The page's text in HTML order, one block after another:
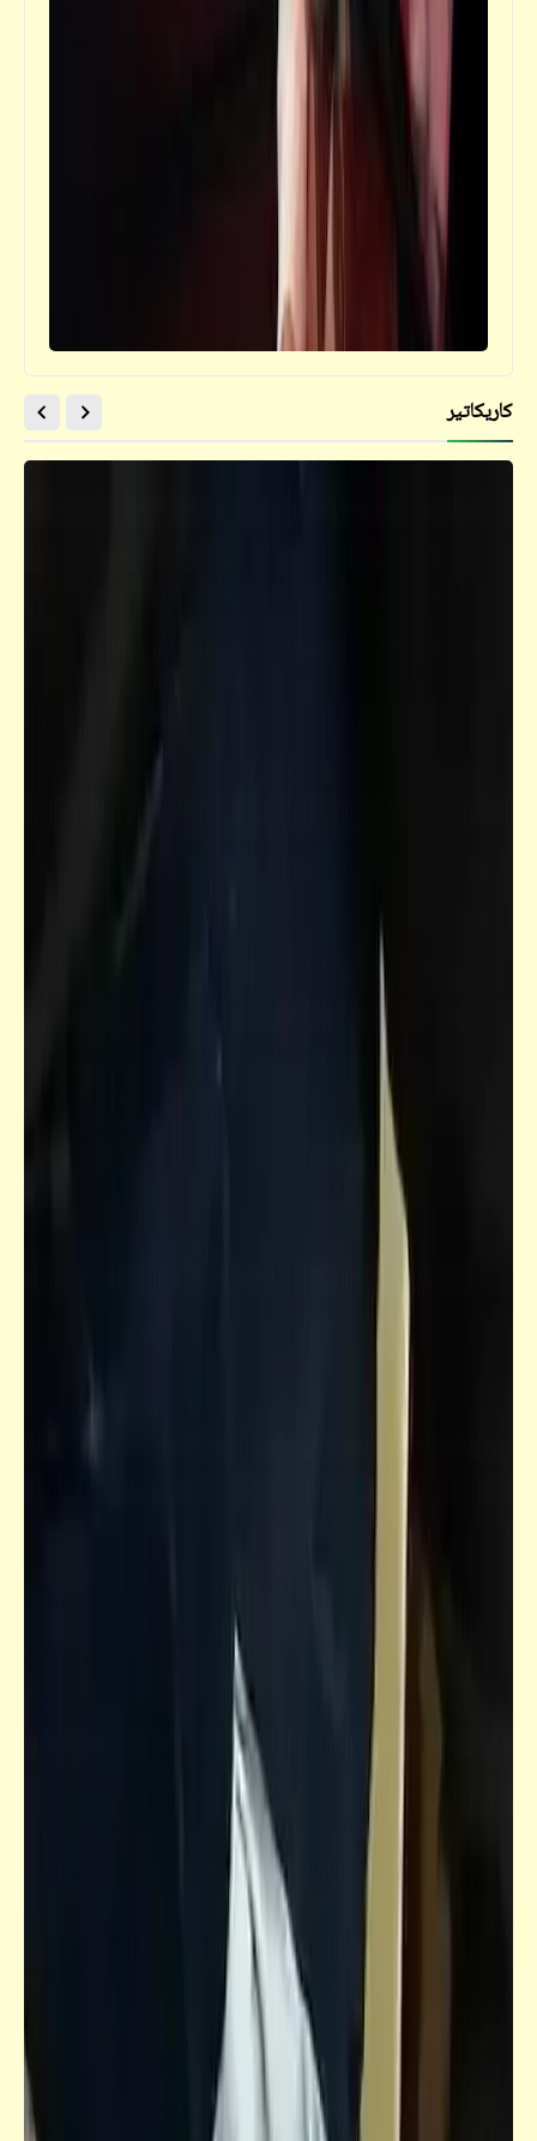
التاريخ المظلم .. ولعنة الملوك الثلاثة
لماذا يتجاهل المسؤولون تنفيذ هذا القرار
الرئاسي رغم احترام الجميع لتوجيهات الرئيس؟
بلاغ للنائب العام ضد رئيس الجمهوريّة ورئيس
الوزراء | توقفوا عن الظلم والفساد
كاريكاتير